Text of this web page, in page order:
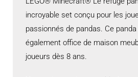
incroyable set conçu pour les
passionnés de pandas. Ce
également office de maison
joueurs dès 8 ans.